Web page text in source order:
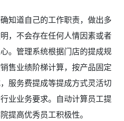
知道自己的工作职责，做出多
，不会存在任何人情因素或者
。管理系统根据门店的提成规
售业绩阶梯计算，按产品固定
服务费提成等提成方式灵活切
业业务要求。自动计算员工提
提高优秀员工积极性。